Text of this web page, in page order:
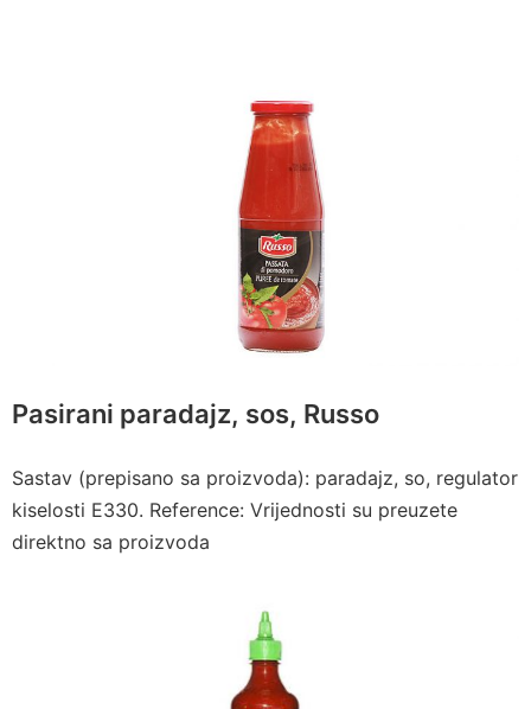
Pasirani paradajz, sos, Russo
Sastav (prepisano sa proizvoda): paradajz, so, regulator
kiselosti E330. Reference: Vrijednosti su preuzete
direktno sa proizvoda